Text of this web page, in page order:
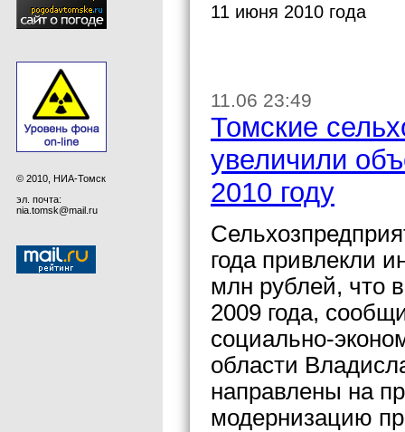
© 2010, НИА-Томск
эл. почта:
nia.tomsk@mail.ru
11 июня 2010 года
11.06 23:49
Томские
увеличили
2010 году
года привлекли
млн рублей, что
2009 года,
социально-
области
направлены на
модернизацию